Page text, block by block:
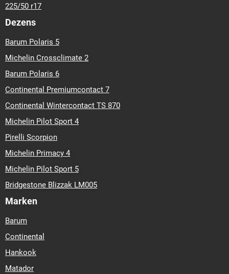
225/50 r17
Dezens
Barum Polaris 5
Michelin Crossclimate 2
Barum Polaris 6
Continental Premiumcontact 7
Continental Wintercontact TS 870
Michelin Pilot Sport 4
Pirelli Scorpion
Michelin Primacy 4
Michelin Pilot Sport 5
Bridgestone Blizzak LM005
Marken
Barum
Continental
Hankook
Matador